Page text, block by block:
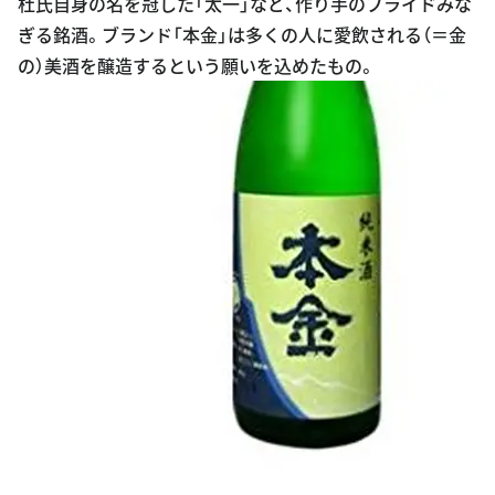
ぎる銘酒。ブランド「本金」は多くの人に愛飲される（＝金
の）美酒を醸造するという願いを込めたもの。